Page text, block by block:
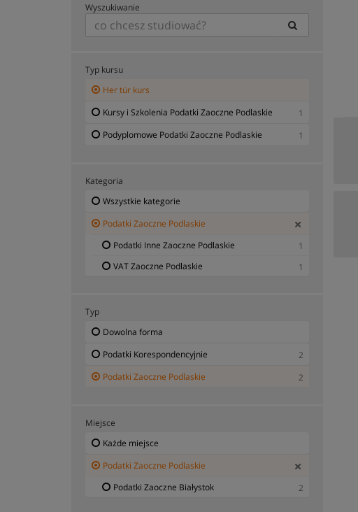
Wyszukiwanie
Typ kursu
Her tür kurs
Kursy i Szkolenia Podatki Zaoczne Podlaskie
1
Podyplomowe Podatki Zaoczne Podlaskie
1
Kategoria
Wszystkie kategorie
Podatki Zaoczne Podlaskie
Podatki Inne Zaoczne Podlaskie
1
VAT Zaoczne Podlaskie
1
Typ
Dowolna forma
Podatki Korespondencyjnie
2
Podatki Zaoczne Podlaskie
2
Miejsce
Każde miejsce
Podatki Zaoczne Podlaskie
Podatki Zaoczne Białystok
2